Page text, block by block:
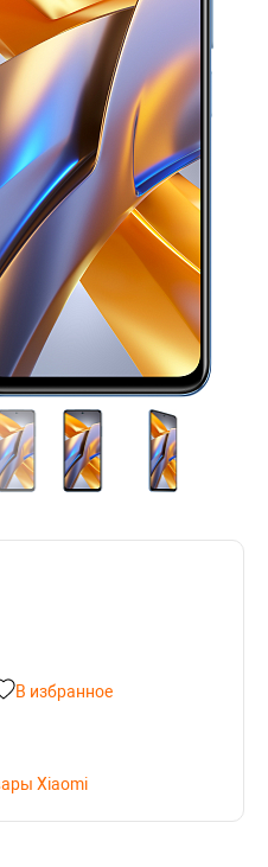
В избранное
Xiaomi